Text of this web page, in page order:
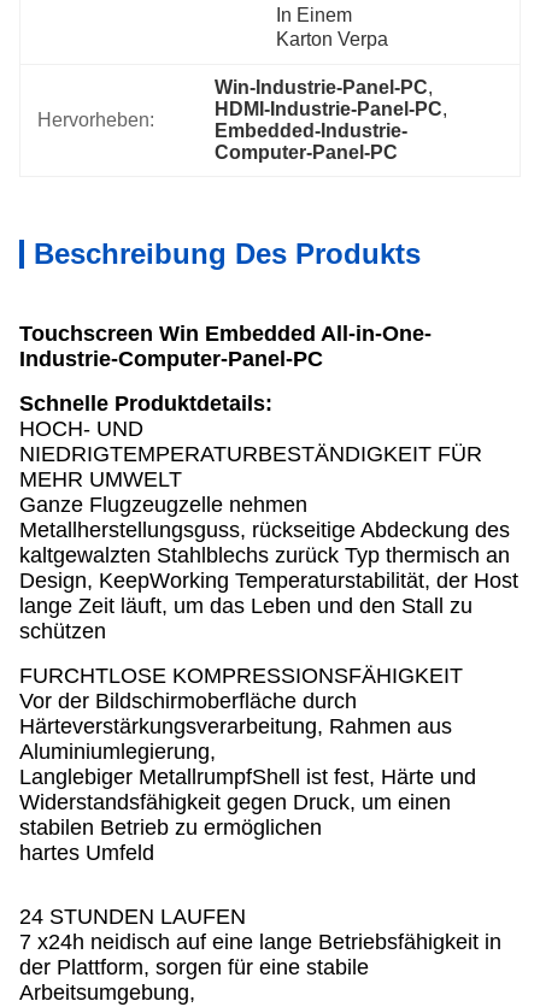
In Einem
Karton Verpa
Hervorheben:
Win-Industrie-Panel-PC,
HDMI-Industrie-Panel-PC,
Embedded-Industrie-
Computer-Panel-PC
Beschreibung Des Produkts
Touchscreen Win Embedded All-in-One-
Industrie-Computer-Panel-PC
Schnelle Produktdetails:
HOCH- UND
NIEDRIGTEMPERATURBESTÄNDIGKEIT FÜR
MEHR UMWELT
Ganze Flugzeugzelle nehmen
Metallherstellungsguss, rückseitige Abdeckung des
kaltgewalzten Stahlblechs zurück Typ thermisch an
Design, KeepWorking Temperaturstabilität, der Host
lange Zeit läuft, um das Leben und den Stall zu
schützen
FURCHTLOSE KOMPRESSIONSFÄHIGKEIT
Vor der Bildschirmoberfläche durch
Härteverstärkungsverarbeitung, Rahmen aus
Aluminiumlegierung,
Langlebiger MetallrumpfShell ist fest, Härte und
Widerstandsfähigkeit gegen Druck, um einen
stabilen Betrieb zu ermöglichen
hartes Umfeld
24 STUNDEN LAUFEN
7 x24h neidisch auf eine lange Betriebsfähigkeit in
der Plattform, sorgen für eine stabile
Arbeitsumgebung,